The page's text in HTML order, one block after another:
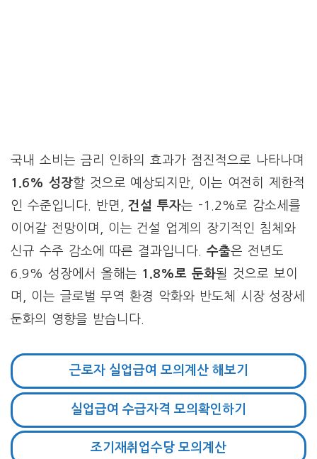
국내 소비는 금리 인하의 효과가 점진적으로 나타나며
1.6% 성장할 것으로 예상되지만, 이는 여전히 제한적
인 수준입니다. 반면,건설 투자는 -1.2%로 감소세를
이어갈 전망이며, 이는 건설 업계의 장기적인 침체와
신규 수주 감소에 따른 결과입니다. 수출은 전년도
6.9% 성장에서 올해는 1.8%로 둔화될 것으로 보이
며, 이는 글로벌 무역 환경 악화와 반도체 시장 성장세
둔화의 영향을 받습니다.
근로자 실업급여 모의계산 해보기
실업급여 수급자격 모의확인하기
조기재취업수당 모의계산